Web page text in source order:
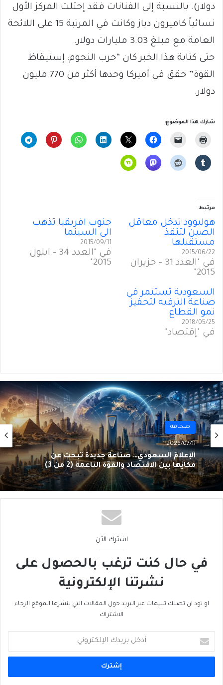
دولار). بالنسبة إلى الفنانات فقد إحتلت المركز الأول
نسائياً كاميرون دياز وكانت في المرتبة 15 على اللائحة
العامة مع مبلغ 3.03 مليارات دولار.
حتى كتابة هذا الخبر كان “حرب النجوم: إستيقاظ
القوة” حقق في أميركا وحدها أكثر من 770 مليون
دولار.
شارك هذا الموضوع:
مرتبط
هوليوود تدخل معاقل
الصين لتنقذ
مستقبلها
2015/06/22
في "العدد 31 - حزيران
2015"
جنوب أفريقيا تذهب
الى السينما
2015/09/11
في "العدد 34 - أيلول
2015"
السعودية تستثمر في
صناعة الترفيه لتحفيز
نمو القطاع
2018/05/25
في "إقتصاد"
صحافة
2026/07/11
الإعلامُ السعودي… صناعةٌ جديدة تَبحَثُ عن
مكانِها بين الاقتصاد والقوّة الناعمة (2 من 3)
صحافة
2026/07/10
الإعلام السعودي… صناعةٌ جديدة تَبحَثُ عن
مكانها بين الاقتصاد والقوّة الناعمة (1 من 3)
اشترك الآن
في حال كنت ترغب بالحصول على
نشرتنا الإلكترونية
او تود ان تصلك تنبيهات عبر البريد حول المقالات التي ينشرها الموقع الرجاء
الاشتراك
بريدك
الإلكتروني